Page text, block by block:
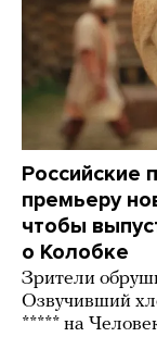
Российские
премьеру
чтобы
о Колобке
Зрители
Озвучивший
***** на